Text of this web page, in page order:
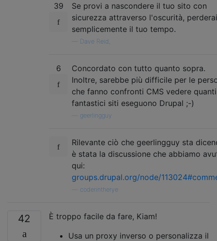
39
Se provi a nascondere il tuo sito con
sicurezza attraverso l'oscurità, perderai
semplicemente il tuo tempo.
Dave Reid,
6
Concordato con tutto quanto sopra.
Inoltre, sarebbe più difficile per le
che fanno confronti CMS vedere quanti
fantastici siti eseguono Drupal ;-)
geerlingguy
Rilevante ciò che geerlingguy sta
è stata la discussione che abbiamo
qui:
groups.drupal.org/node/
coderintherye
42
È troppo facile da fare, Kiam!
Usa un proxy inverso o personalizza il